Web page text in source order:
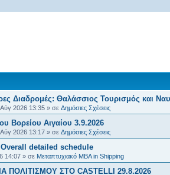
Διαδρομές: Θαλάσσιος Τουρισμός και
2026 13:35 » σε Δημόσιες Σχέσεις
Βορείου Αιγαίου 3.9.2026
2026 13:17 » σε Δημόσιες Σχέσεις
detailed schedule
14:07 » σε Μεταπτυχιακό MBA in Shipping
ΠΟΛΙΤΙΣΜΟΥ ΣΤΟ CASTELLI 29.8.2026